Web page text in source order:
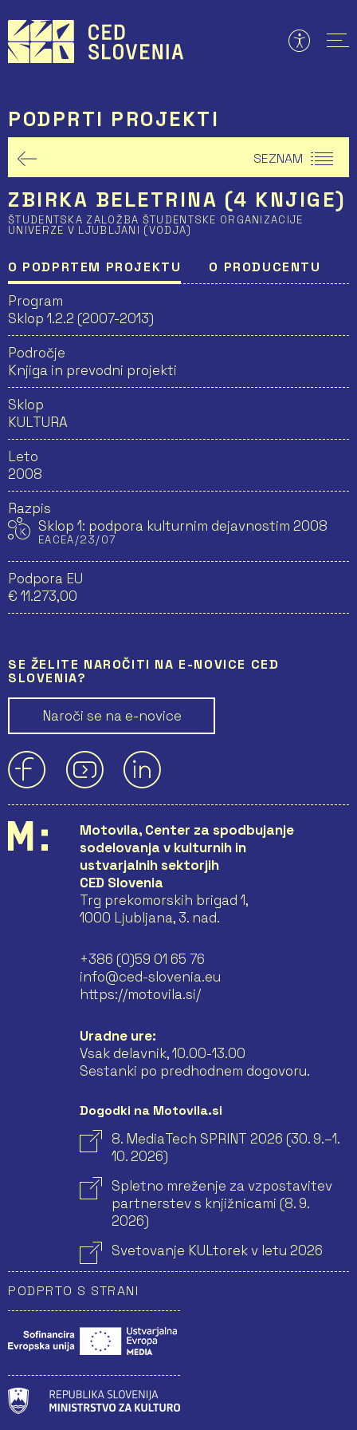
to
vsebine
PODPRTI PROJEKTI
SEZNAM
ZBIRKA BELETRINA (4 KNJIGE)
ŠTUDENTSKA ZALOŽBA ŠTUDENTSKE ORGANIZACIJE
UNIVERZE V LJUBLJANI (VODJA)
O PODPRTEM PROJEKTU O PRODUCENTU
Program
Sklop 1.2.2 (2007-2013)
Področje
Knjiga in prevodni projekti
Sklop
KULTURA
Leto
2008
Razpis
Sklop 1: podpora kulturnim dejavnostim 2008
EACEA/23/07
Podpora EU
€ 11.273,00
SE ŽELITE NAROČITI NA E-NOVICE CED
SLOVENIA?
Naroči se na e-novice
Motovila, Center za spodbujanje
sodelovanja v kulturnih in
ustvarjalnih sektorjih
CED Slovenia
Trg prekomorskih brigad 1,
1000 Ljubljana, 3. nad.
+386 (0)59 01 65 76
info@ced-slovenia.eu
https://motovila.si/
Uradne ure:
Vsak delavnik, 10.00-13.00
Sestanki po predhodnem dogovoru.
Dogodki na Motovila.si
8. MediaTech SPRINT 2026 (30. 9.–1.
10. 2026)
Spletno mreženje za vzpostavitev
partnerstev s knjižnicami (8. 9.
2026)
Svetovanje KULtorek v letu 2026
PODPRTO S STRANI